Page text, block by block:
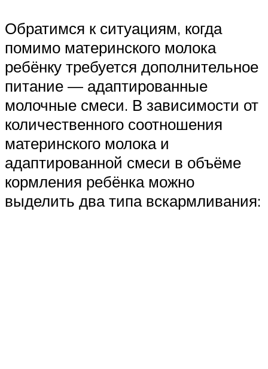
Обратимся к ситуациям, когда
помимо материнского молока
ребёнку требуется дополнительное
питание — адаптированные
молочные смеси. В зависимости от
количественного соотношения
материнского молока и
адаптированной смеси в объёме
кормления ребёнка можно
выделить два типа вскармливания: